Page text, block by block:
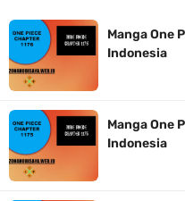
7 Fakta Queen One Piece,
7 Fakta Brook One Piece,
Manga One
Indonesia
Manga One
Indonesia